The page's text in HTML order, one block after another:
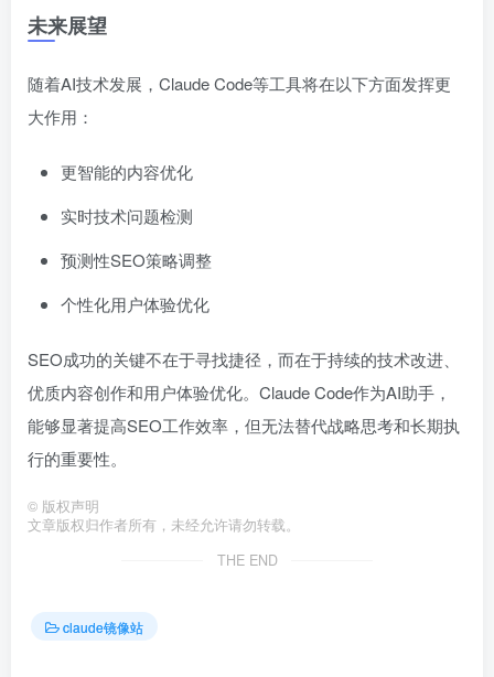
未来展望
随着AI技术发展，Claude Code等工具将在以下方面发挥更
大作用：
更智能的内容优化
实时技术问题检测
预测性SEO策略调整
个性化用户体验优化
SEO成功的关键不在于寻找捷径，而在于持续的技术改进、
优质内容创作和用户体验优化。Claude Code作为AI助手，
能够显著提高SEO工作效率，但无法替代战略思考和长期执
行的重要性。
© 版权声明
文章版权归作者所有，未经允许请勿转载。
THE END
claude镜像站